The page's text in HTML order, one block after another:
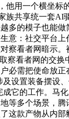
他用一个横坐
族共享统一套
多的模子也能
意：社交平台
察看者网暗示
察看者网的交
必需把使命放
设置装备摆设
它的工作。马
等多个场景，
这款产物从内